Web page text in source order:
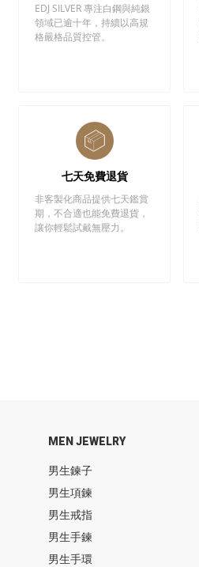
EDJ SILVER 專注白鋼與純銀
領域已逾十年，持續以高規
格嚴格品質控管。
七天免費退貨
非客製化商品提供七天鑑賞
期，不合適也能免費退貨，
讓你輕鬆試戴無壓力。
MEN JEWELRY
男生鍊子
男生項鍊
男生戒指
男生手鍊
男生手環